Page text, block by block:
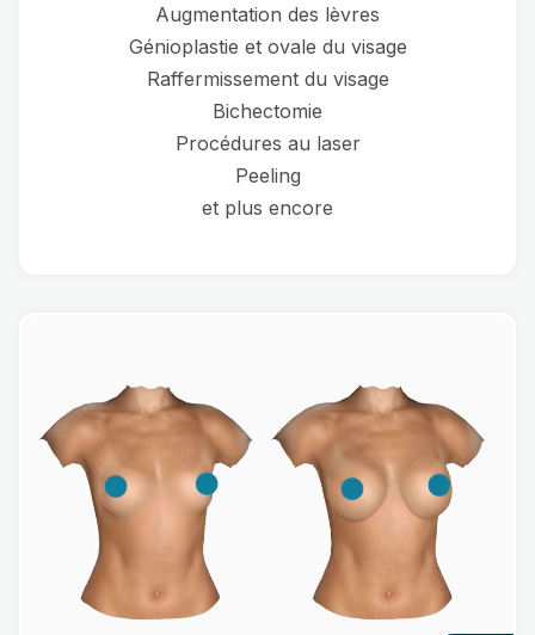
Augmentation des lèvres
Génioplastie et ovale du visage
Raffermissement du visage
Bichectomie
Procédures au laser
Peeling
et plus encore